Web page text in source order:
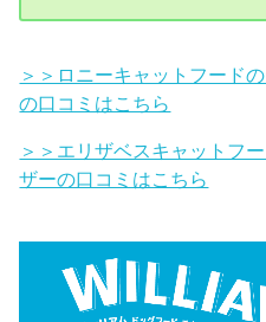
＞＞ロニーキャットフード
の口コミはこちら
＞＞エリザベスキャットフ
ザーの口コミはこちら